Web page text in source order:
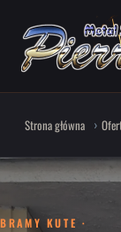
Strona główna
BRAMY KUTE ·